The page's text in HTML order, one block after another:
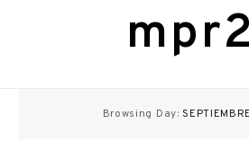
Browsing Day: